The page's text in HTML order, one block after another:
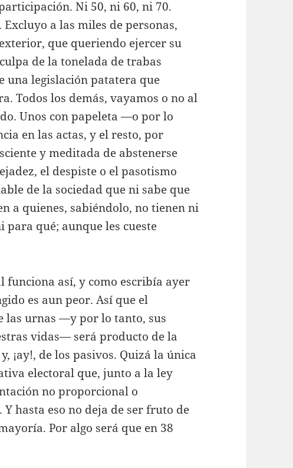
Ni 50, ni 60, ni 70.
Excluyo a las miles de personas,
que queriendo ejercer su
de la tonelada de trabas
una legislación patatera que
Todos los demás, vayamos o no al
Unos con papeleta —o por lo
en las actas, y el resto, por
y meditada de abstenerse
el despiste o el pasotismo
de la sociedad que ni sabe que
a quienes, sabiéndolo, no tienen ni
para qué; aunque les cueste
así, y como escribía ayer
es aun peor. Así que el
las urnas —y por lo tanto, sus
vidas— será producto de la
¡ay!, de los pasivos. Quizá la única
electoral que, junto a la ley
no proporcional o
hasta eso no deja de ser fruto de
Por algo será que en 38